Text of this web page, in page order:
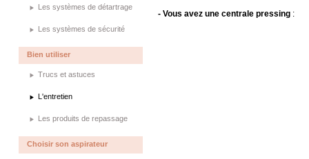
Les systèmes de détartrage
Les systèmes de sécurité
Bien utiliser
Trucs et astuces
L'entretien
Les produits de repassage
Choisir son aspirateur
- Vous avez une centrale pressing :